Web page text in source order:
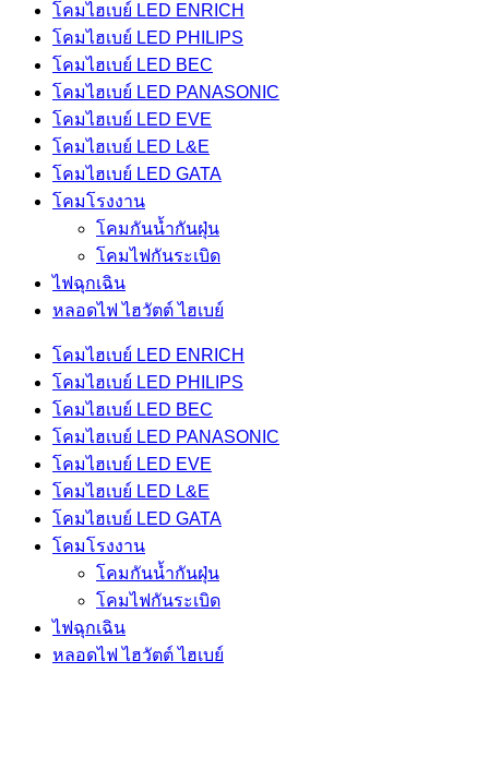
โคมไฮเบย์ LED ENRICH
โคมไฮเบย์ LED PHILIPS
โคมไฮเบย์ LED BEC
โคมไฮเบย์ LED PANASONIC
โคมไฮเบย์ LED EVE
โคมไฮเบย์ LED L&E
โคมไฮเบย์ LED GATA
โคมโรงงาน
โคมกันน้ำกันฝุ่น
โคมไฟกันระเบิด
ไฟฉุกเฉิน
หลอดไฟ ไฮวัตต์ ไฮเบย์
โคมไฮเบย์ LED ENRICH
โคมไฮเบย์ LED PHILIPS
โคมไฮเบย์ LED BEC
โคมไฮเบย์ LED PANASONIC
โคมไฮเบย์ LED EVE
โคมไฮเบย์ LED L&E
โคมไฮเบย์ LED GATA
โคมโรงงาน
โคมกันน้ำกันฝุ่น
โคมไฟกันระเบิด
ไฟฉุกเฉิน
หลอดไฟ ไฮวัตต์ ไฮเบย์